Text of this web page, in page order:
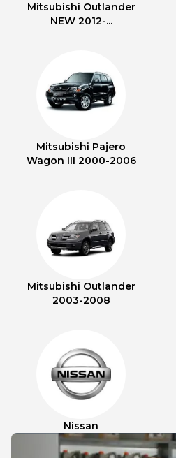
Mitsubishi Outlander
NEW 2012-...
Mitsubishi Pajero
Wagon III 2000-2006
Mitsubishi Outlander
2003-2008
Nissan